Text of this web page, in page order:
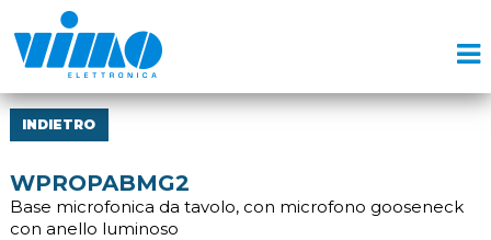
INDIETRO
WPROPABMG2
Base microfonica da tavolo, con microfono gooseneck
con anello luminoso